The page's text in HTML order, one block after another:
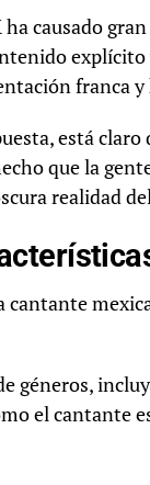
ha causado
franca
está
que la
realidad
géneros,
el cantante